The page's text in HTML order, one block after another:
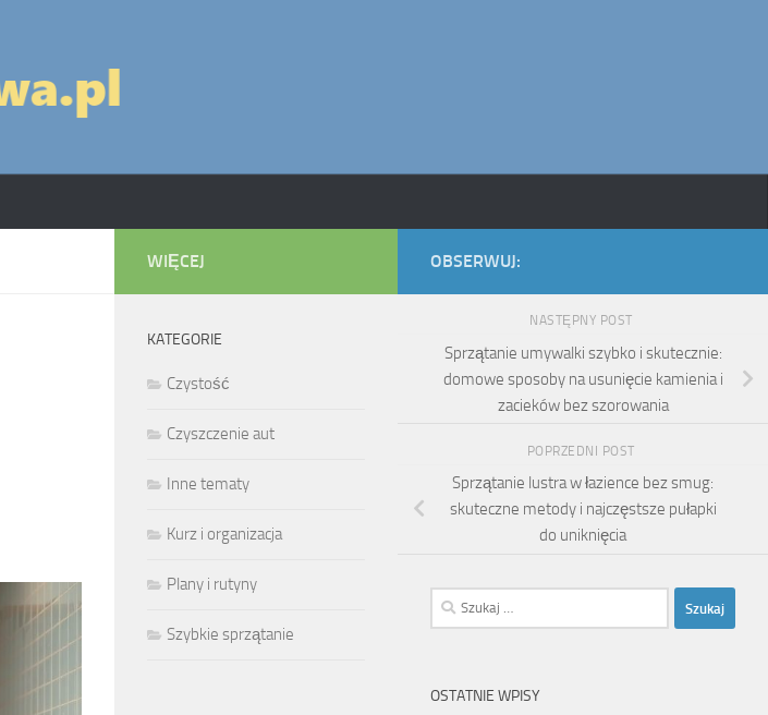
OBSERWUJ:
NASTĘPNY POST
Sprzątanie umywalki szybko i skutecznie:
domowe sposoby na usunięcie kamienia i
zacieków bez szorowania
POPRZEDNI POST
Sprzątanie lustra w łazience bez smug:
skuteczne metody i najczęstsze pułapki
do uniknięcia
Szukaj:
OSTATNIE WPISY
WIĘCEJ
KATEGORIE
Czystość
Czyszczenie aut
Inne tematy
Kurz i organizacja
Plany i rutyny
Szybkie sprzątanie